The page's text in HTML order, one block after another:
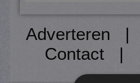
Adverteren |
Contact|